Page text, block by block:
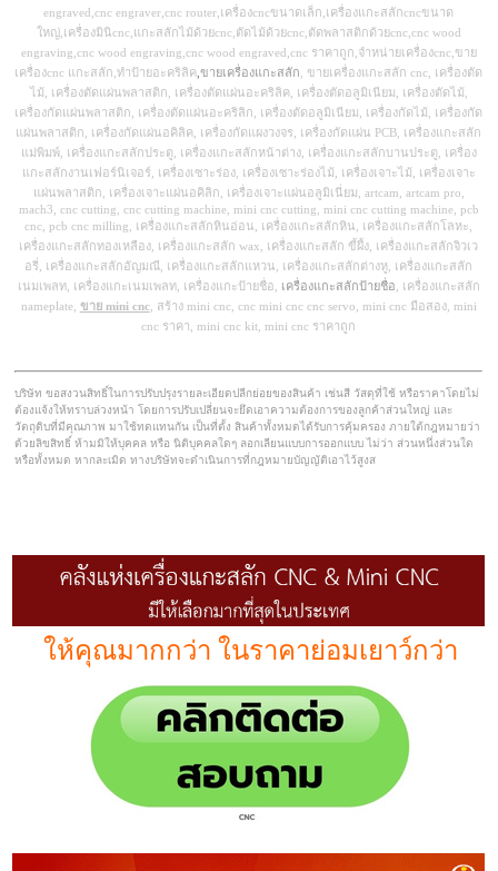
engraved,cnc engraver,cnc router,เครื่องcncขนาดเล็ก,เครื่องแกะสลักcncขนาด
ใหญ่,เครื่องมินิcnc,แกะสลักไม้ด้วยcnc,ตัดไม้ด้วยcnc,ตัดพลาสติกด้วยcnc,cnc wood
engraving,cnc wood engraving,cnc wood engraved,cnc ราคาถูก,จำหน่ายเครื่องcnc,ขาย
เครื่องcnc แกะสลัก,ทำป้ายอะคริลิค ,ขายเครื่องแกะสลัก , ขายเครื่องแกะสลัก cnc, เครื่องตัด
ไม้, เครื่องตัดแผ่นพลาสติก, เครื่องตัดแผ่นอะคริลิค, เครื่องตัดอลูมิเนียม, เครื่องตัดไม้,
เครื่องกัดแผ่นพลาสติก, เครื่องตัดแผ่นอะคริลิก, เครื่องตัดอลูมิเนียม, เครื่องกัดไม้, เครื่องกัด
แผ่นพลาสติก, เครื่องกัดแผ่นอคิลิค, เครื่องกัดแผงวงจร, เครื่องกัดแผ่น PCB, เครื่องแกะสลัก
แม่พิมพ์, เครื่องแกะสลักประตู, เครื่องแกะสลักหน้าต่าง, เครื่องแกะสลักบานประตู, เครื่อง
แกะสลักงานเฟอร์นิเจอร์, เครื่องเซาะร่อง, เครื่องเซาะร่องไม้, เครื่องเจาะไม้, เครื่องเจาะ
แผ่นพลาสติก, เครื่องเจาะแผ่นอคิลิก, เครื่องเจาะแผ่นอลูมิเนี่ยม, artcam, artcam pro,
mach3, cnc cutting, cnc cutting machine, mini cnc cutting, mini cnc cutting machine, pcb
cnc, pcb cnc milling, เครื่องแกะสลักหินอ่อน, เครื่องแกะสลักหิน, เครื่องแกะสลักโลหะ,
เครื่องแกะสลักทองเหลือง, เครื่องแกะสลัก wax, เครื่องแกะสลัก ขี้ผึ้ง, เครื่องแกะสลักจิวเว
อรี่, เครื่องแกะสลักอัญมณี, เครื่องแกะสลักแหวน, เครื่องแกะสลักต่างหู, เครื่องแกะสลัก
เนมเพลท, เครื่องแกะเนมเพลท, เครื่องแกะป้ายชื่อ,
เครื่องแกะสลักป้ายชื่อ , เครื่องแกะสลัก
nameplate, ขาย mini cnc, สร้าง mini cnc, cnc mini cnc cnc servo, mini cnc มือสอง, mini
cnc ราคา, mini cnc kit, mini cnc ราคาถูก
บริษัท ขอสงวนสิทธิ์ในการปรับปรุงรายละเอียดปลีกย่อยของสินค้า เช่นสี วัสดุที่ใช้ หรือราคาโดยไม่
ต้องแจ้งให้ทราบล่วงหน้า โดยการปรับเปลี่ยนจะยึดเอาความต้องการของลูกค้าส่วนใหญ่ และ
วัตถุดิบที่มีคุณภาพ มาใช้ทดแทนกัน เป็นที่ตั้ง สินค้าทั้งหมดได้รับการคุ้มครอง ภายใต้กฎหมายว่า
ด้วยลิขสิทธิ์ ห้ามมิให้บุคคล หรือ นิติบุคคลใดๆ ลอกเลียนแบบการออกแบบ ไม่ว่า ส่วนหนึ่งส่วนใด
หรือทั้งหมด หากละเมิด ทางบริษัทจะดำเนินการที่กฎหมายบัญญัติเอาไว้สูงส
ให้คุณมากกว่า ในราคาย่อมเยาว์กว่า